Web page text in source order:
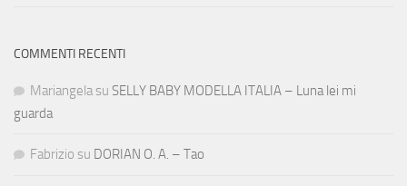
COMMENTI RECENTI
Mariangela su SELLY BABY MODELLA ITALIA – Luna lei mi
guarda
Fabrizio su DORIAN O. A. – Tao